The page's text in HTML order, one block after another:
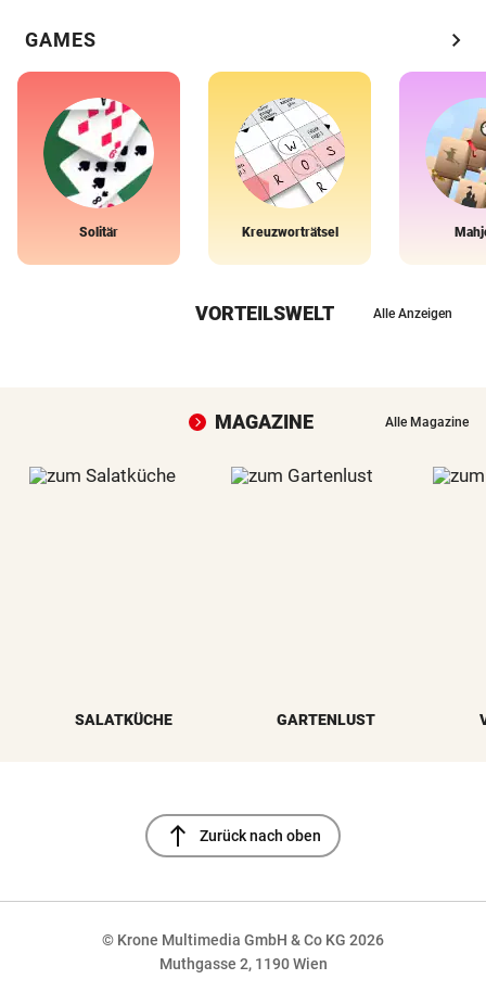
GAMES chevron_right
Solitär Kreuzworträtsel
VORTEILSWELT Alle Anzeigen
MAGAZINE Alle Magazine
SALATKÜCHE GARTENLUST
north Zurück nach oben
© Krone Multimedia GmbH & Co KG 2026
Muthgasse 2, 1190 Wien